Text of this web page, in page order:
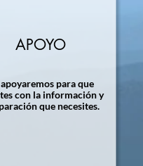
APOYO
apoyaremos para que
con la información y
que necesites.